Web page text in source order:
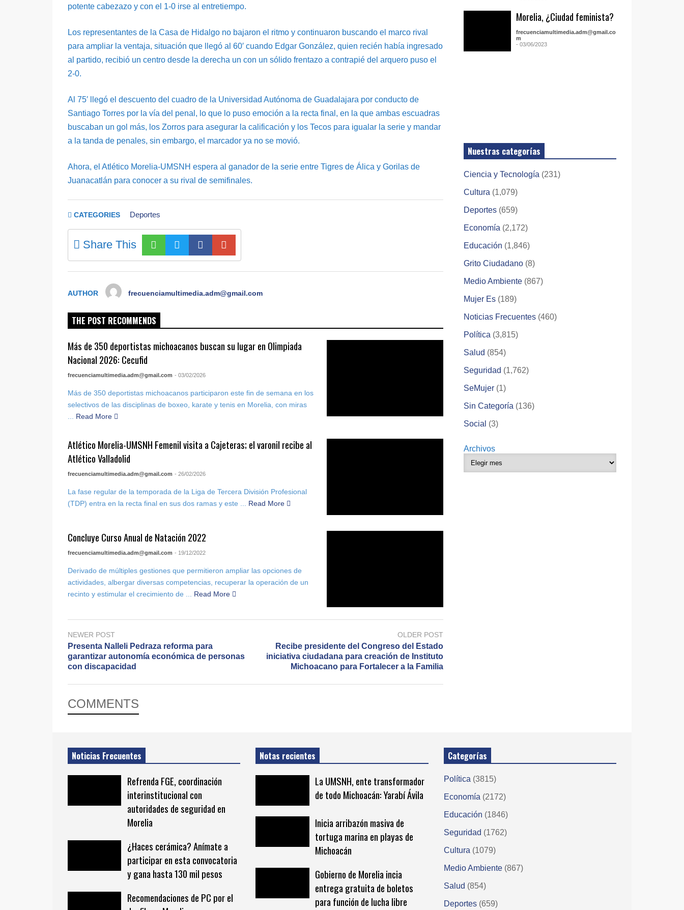
potente cabezazo y con el 1-0 irse al entretiempo.
Los representantes de la Casa de Hidalgo no bajaron el ritmo y continuaron buscando el marco rival
para ampliar la ventaja, situación que llegó al 60′ cuando Edgar González, quien recién había ingresado
al partido, recibió un centro desde la derecha un con un sólido frentazo a contrapié del arquero puso el
2-0.
Al 75′ llegó el descuento del cuadro de la Universidad Autónoma de Guadalajara por conducto de
Santiago Torres por la vía del penal, lo que lo puso emoción a la recta final, en la que ambas escuadras
buscaban un gol más, los Zorros para asegurar la calificación y los Tecos para igualar la serie y mandar
a la tanda de penales, sin embargo, el marcador ya no se movió.
Ahora, el Atlético Morelia-UMSNH espera al ganador de la serie entre Tigres de Álica y Gorilas de
Juanacatlán para conocer a su rival de semifinales.
CATEGORIES Deportes
Share This
AUTHOR frecuenciamultimedia.adm@gmail.com
THE POST RECOMMENDS
Más de 350 deportistas michoacanos buscan su lugar en Olimpiada
Nacional 2026: Cecufid
frecuenciamultimedia.adm@gmail.com - 03/02/2026
Más de 350 deportistas michoacanos participaron este fin de semana en los
selectivos de las disciplinas de boxeo, karate y tenis en Morelia, con miras
Read More
Atlético Morelia-UMSNH Femenil visita a Cajeteras; el varonil recibe al
Atlético Valladolid
frecuenciamultimedia.adm@gmail.com - 26/02/2026
La fase regular de la temporada de la Liga de Tercera División Profesional
(TDP) entra en la recta final en sus dos ramas y este ... Read More
Concluye Curso Anual de Natación 2022
frecuenciamultimedia.adm@gmail.com - 19/12/2022
Derivado de múltiples gestiones que permitieron ampliar las opciones de
actividades, albergar diversas competencias, recuperar la operación de un
recinto y estimular el crecimiento de ...
Read More
NEWER POST
Presenta Nalleli Pedraza reforma para
garantizar autonomía económica de personas
con discapacidad
OLDER POST
Recibe presidente del Congreso del Estado
iniciativa ciudadana para creación de Instituto
Michoacano para Fortalecer a la Familia
COMMENTS
Morelia, ¿Ciudad feminista?
frecuenciamultimedia.adm@gmail.co
m
- 03/06/2023
Nuestras categorías
Ciencia y Tecnología (231)
Cultura (1,079)
Deportes (659)
Economía (2,172)
Educación (1,846)
Grito Ciudadano (8)
Medio Ambiente (867)
Mujer Es (189)
Noticias Frecuentes (460)
Política (3,815)
Salud (854)
Seguridad (1,762)
SeMujer (1)
Sin Categoría (136)
Social (3)
Archivos
Noticias Frecuentes
Refrenda FGE, coordinación
interinstitucional con
autoridades de seguridad en
Morelia
¿Haces cerámica? Anímate a
participar en esta convocatoria
y gana hasta 130 mil pesos
Recomendaciones de PC por el
Notas recientes
La UMSNH, ente transformador
de todo Michoacán: Yarabí Ávila
Inicia arribazón masiva de
tortuga marina en playas de
Michoacán
Gobierno de Morelia incia
entrega gratuita de boletos
para función de lucha libre
Categorías
Política (3815)
Economía (2172)
Educación (1846)
Seguridad (1762)
Cultura (1079)
Medio Ambiente (867)
Salud (854)
Deportes (659)